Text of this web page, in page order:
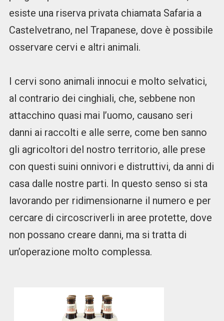
esiste una riserva privata chiamata Safaria a
Castelvetrano, nel Trapanese, dove è possibile
osservare cervi e altri animali.
I cervi sono animali innocui e molto selvatici,
al contrario dei cinghiali, che, sebbene non
attacchino quasi mai l’uomo, causano seri
danni ai raccolti e alle serre, come ben sanno
gli agricoltori del nostro territorio, alle prese
con questi suini onnivori e distruttivi, da anni di
casa dalle nostre parti. In questo senso si sta
lavorando per ridimensionarne il numero e per
cercare di circoscriverli in aree protette, dove
non possano creare danni, ma si tratta di
un’operazione molto complessa.